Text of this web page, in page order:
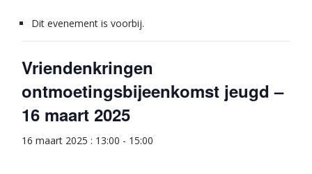
Dit evenement is voorbij.
Vriendenkringen
ontmoetingsbijeenkomst jeugd –
16 maart 2025
16 maart 2025 : 13:00 - 15:00